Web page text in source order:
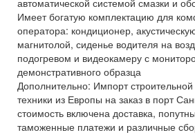
автоматической системой смазки и
Имеет богатую комплектацию для
оператора: кондиционер,
магнитолой, сиденье водителя на
подогревом и видеокамеру с
демонстративного образца
Дополнительно: Импорт
техники из Европы на заказ в порт
стоимость включена доставка,
таможенные платежи и различные